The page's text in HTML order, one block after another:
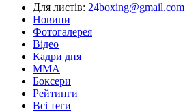
Для листів: 24boxing@gmail.com
Новини
Фотогалерея
Відео
Кадри дня
ММА
Боксери
Рейтинги
Всі теги